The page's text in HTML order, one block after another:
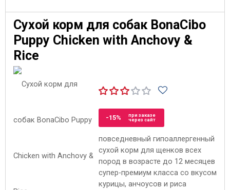
Сухой корм для собак BonaCibo
Puppy Chicken with Anchovy &
Rice
-15%
при заказе
через сайт
повседневный гипоаллергенный
сухой корм для щенков всех
пород в возрасте до 12 месяцев
супер-премиум класса со вкусом
курицы, анчоусов и риса